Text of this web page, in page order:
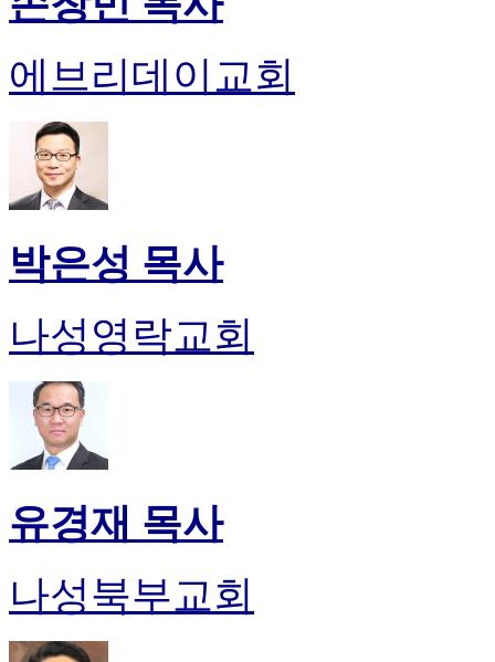
에브리데이교회
박은성 목사
나성영락교회
유경재 목사
나성북부교회